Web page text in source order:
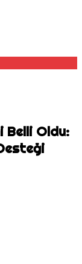
Belli Oldu: